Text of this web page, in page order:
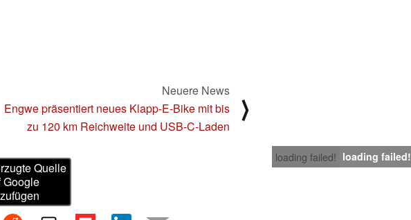
Neuere News
Engwe präsentiert neues Klapp-E-Bike mit bis
zu 120 km Reichweite und USB-C-Laden
⟩
loading failed! loading failed!
Quelle
Google